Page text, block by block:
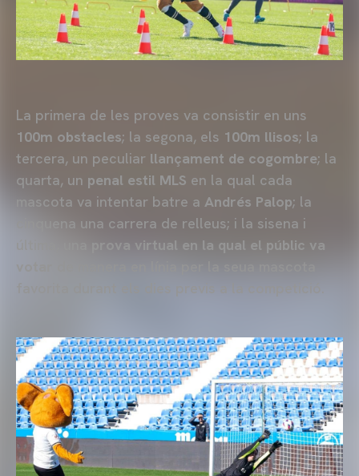
La primera de les proves va consistir en uns
100m obstacles; la segona, els 100m llisos; la
tercera, un peculiar llançament de cogombre; la
quarta, un penal estil MLS en la qual cada
mascota va intentar batre a Andrés Palop; la
cinquena una carrera de relleus; i la sisena i
prova virtual en la qual el públic va